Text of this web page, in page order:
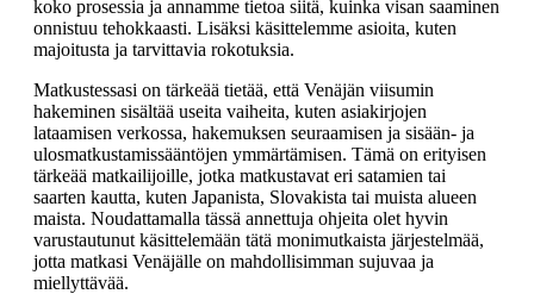
koko prosessia ja annamme tietoa siitä, kuinka visan saaminen
onnistuu tehokkaasti. Lisäksi käsittelemme asioita, kuten
majoitusta ja tarvittavia rokotuksia.
Matkustessasi on tärkeää tietää, että Venäjän viisumin
hakeminen sisältää useita vaiheita, kuten asiakirjojen
lataamisen verkossa, hakemuksen seuraamisen ja sisään- ja
ulosmatkustamissääntöjen ymmärtämisen. Tämä on erityisen
tärkeää matkailijoille, jotka matkustavat eri satamien tai
saarten kautta, kuten Japanista, Slovakista tai muista alueen
maista. Noudattamalla tässä annettuja ohjeita olet hyvin
varustautunut käsittelemään tätä monimutkaista järjestelmää,
jotta matkasi Venäjälle on mahdollisimman sujuvaa ja
miellyttävää.